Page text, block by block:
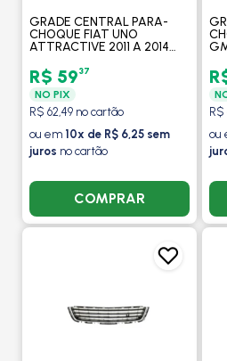
GRADE CENTRAL PARA-
CHOQUE FIAT UNO
ATTRACTIVE 2011 A 2014
R$ 5937
NO PIX
R$ 62,49 no cartão
ou em 10x de R$ 6,25 sem
juros no cartão
COMPRAR
R$
ou